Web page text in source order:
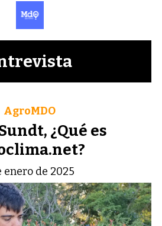
¿Qué es
AgroMDO
enero de 2025